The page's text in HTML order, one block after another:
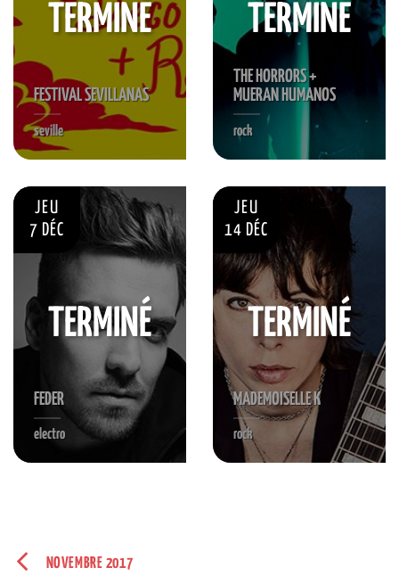
FESTIVAL SEVILLANAS
seville
TERMINÉ
THE HORRORS +
MUERAN HUMANOS
rock
TERMINÉ
JEU
7 DÉC
FEDER
electro
TERMINÉ
JEU
14 DÉC
MADEMOISELLE K
rock
TERMINÉ
NOVEMBRE 2017